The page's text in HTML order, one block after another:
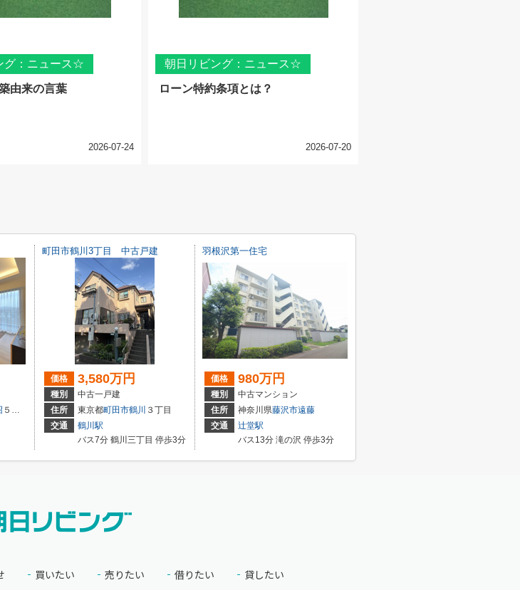
グ：ニュース☆
由来の言葉
2026-07-24
朝日リビング：ニュース☆
ローン特約条項とは？
2026-07-20
５丁目
町田市鶴川3丁目 中古戸建
価格 3,580万円
種別
中古一戸建
住所
東京都町田市鶴川 ３丁目
交通
鶴川駅
バス7分 鶴川三丁目 停歩3分
羽根沢第一住宅
価格 980万円
種別
中古マンション
住所
神奈川県藤沢市遠藤
交通
辻堂駅
バス13分 滝の沢 停歩3分
買いたい 売りたい 借りたい 貸したい